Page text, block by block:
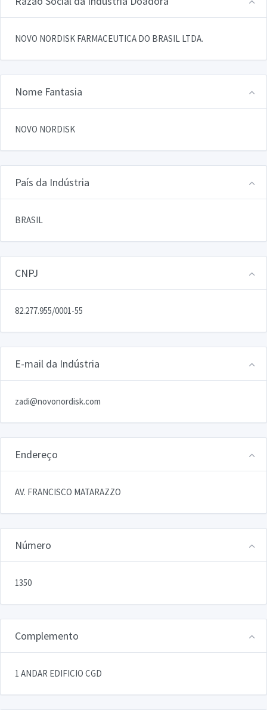
NOVO NORDISK FARMACEUTICA DO BRASIL LTDA.
Nome Fantasia
NOVO NORDISK
País da Indústria
BRASIL
CNPJ
82.277.955/0001-55
E-mail da Indústria
zadi@novonordisk.com
Endereço
AV. FRANCISCO MATARAZZO
Número
1350
Complemento
1 ANDAR EDIFICIO CGD